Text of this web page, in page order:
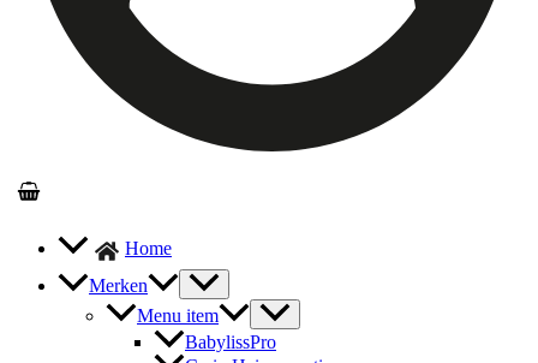
Home
Merken
Menu item
BabylissPro